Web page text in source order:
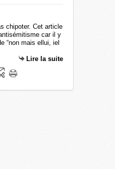
chipoter. Cet article
car il y
“non mais ellui, iel
Lire la suite